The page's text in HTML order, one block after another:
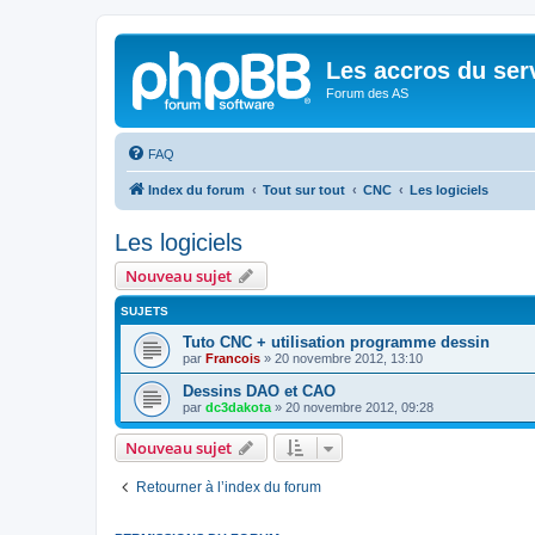
Les accros du
Forum des AS
FAQ
Index du forum Tout sur tout CNC Les logiciels
Les logiciels
Nouveau sujet
SUJETS
Tuto CNC + utilisation programme dessin
par Francois » 20 novembre 2012, 13:10
Dessins DAO et CAO
par dc3dakota » 20 novembre 2012, 09:28
Nouveau sujet
Retourner à l’index du forum